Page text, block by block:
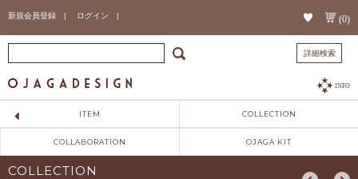
新規会員登録 | ログイン | (0)
詳細検索
INFO
ITEM COLLECTION
COLLABORATION OJAGA KIT
COLLECTION